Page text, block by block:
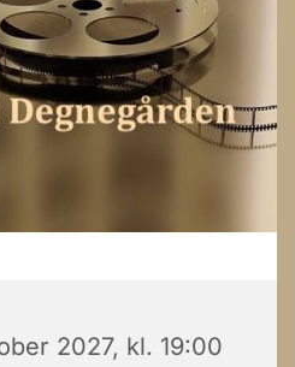
2027, kl. 19:00